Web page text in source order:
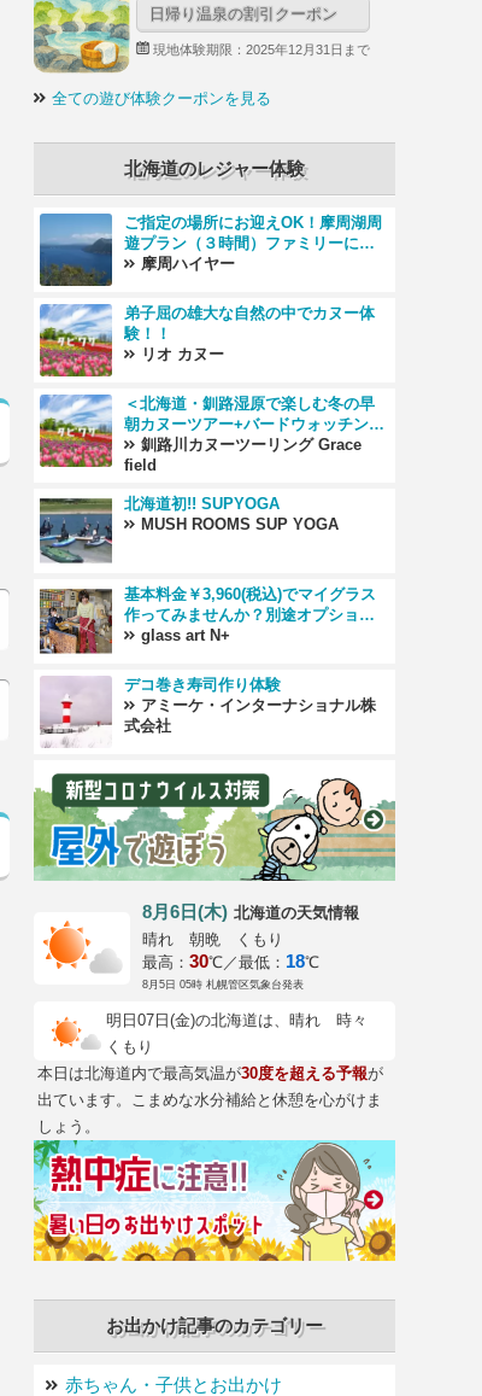
日帰り温泉の割引クーポン
現地体験期限：2025年12月31日まで
全ての遊び体験クーポンを見る
北海道のレジャー体験
ご指定の場所にお迎えOK！摩周湖周
遊プラン（３時間）ファミリーにオ
ススメ！
摩周ハイヤー
弟子屈の雄大な自然の中でカヌー体
験！！
リオ カヌー
＜北海道・釧路湿原で楽しむ冬の早
朝カヌーツアー+バードウォッチング
＞ 釧路川カヌーツーリング Grace
field
北海道初!! SUPYOGA
MUSH ROOMS SUP YOGA
基本料金￥3,960(税込)でマイグラス
作ってみませんか？別途オプション
も多数あります！
glass art N+
デコ巻き寿司作り体験
アミーケ・インターナショナル株
式会社
8月6日(木) 北海道の天気情報
晴れ 朝晩 くもり
最高： 30℃／最低： 18℃
8月5日 05時 札幌管区気象台発表
明日07日(金)の北海道は、晴れ 時々
くもり
本日は北海道内で最高気温が30度を超える予報が
出ています。こまめな水分補給と休憩を心がけま
しょう。
お出かけ記事のカテゴリー
赤ちゃん・子供とお出かけ